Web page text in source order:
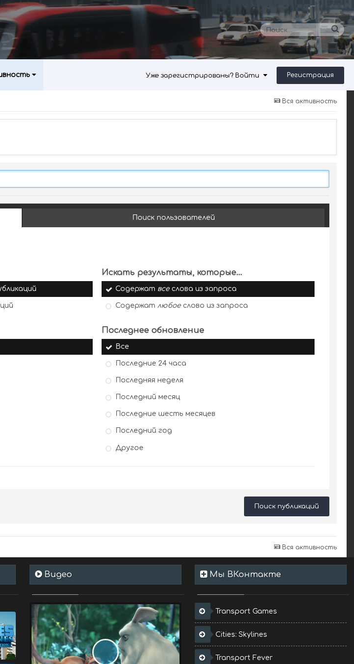
Уже зарегистрированы? Войти Регистрация
Вся активность
Поиск пользователей
Искать результаты, которые...
Содержат всеслова из запроса
Содержатлюбоеслово из запроса
Последнее обновление
Все
Последние 24 часа
Последняя неделя
Последний месяц
Последние шесть месяцев
Последний год
Другое
Поиск публикаций
Вся активность
Видео Мы ВКонтакте
Transport Games
Cities: Skylines
Transport Fever